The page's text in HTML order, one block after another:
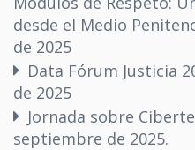
desde el Medio
de 2025
Data Fórum Justicia
de 2025
Jornada sobre
septiembre de 2025.